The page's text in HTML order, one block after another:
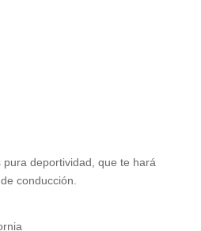
pura deportividad, que te hará
conducción.